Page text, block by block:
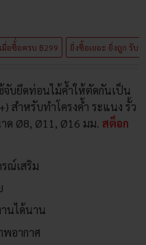
มื่อซื้่อครบ ฿299 ยิ่งซื้อเยอะ ยิ่งถูก รับ
จับยึดท่อนไม้ค้ำให้ตัดกันเป็น
สำหรับทำโครงค้ำ ระแนง รั้ว
ด Ø8, Ø11, Ø16 มม. สต็อก
รณ์เสริม
นได้นาน
พอากาศ